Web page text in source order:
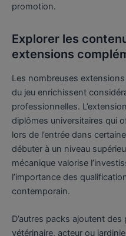
promotion.
Explorer les
extensions
Les nombreuses
du jeu enrichissent
professionnelles. L’extension
diplômes universitaires qui
lors de l’entrée dans
débuter à un niveau
mécanique valorise
l’importance des
contemporain.
D’autres packs ajoutent
vétérinaire, acteur ou